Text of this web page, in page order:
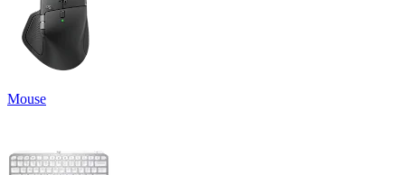
Mouse